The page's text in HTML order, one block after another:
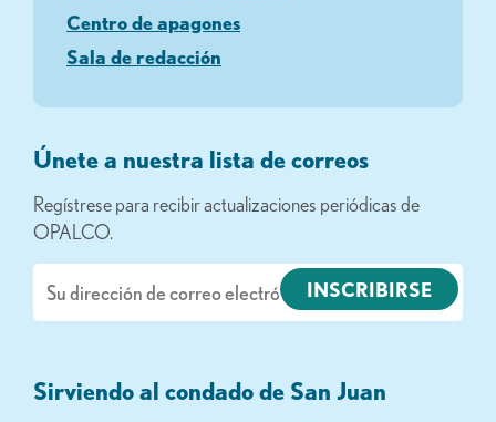
Centro de apagones
Sala de redacción
Únete a nuestra lista de correos
Regístrese para recibir actualizaciones periódicas de
OPALCO.
electrónico
Sirviendo al condado de San Juan